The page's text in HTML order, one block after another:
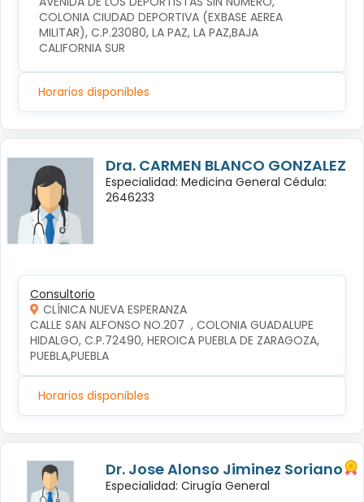
COLONIA CIUDAD DEPORTIVA (EXBASE AEREA
MILITAR), C.P.23080, LA PAZ, LA PAZ,BAJA
CALIFORNIA SUR
Horarios disponibles
Dra. CARMEN BLANCO GONZALEZ
Especialidad: Medicina General Cédula:
2646233
Consultorio
CLÍNICA NUEVA ESPERANZA
CALLE SAN ALFONSO NO.207  , COLONIA GUADALUPE
HIDALGO, C.P.72490, HEROICA PUEBLA DE ZARAGOZA,
PUEBLA,PUEBLA
Horarios disponibles
Dr. Jose Alonso Jiminez Soriano
Especialidad: Cirugía General